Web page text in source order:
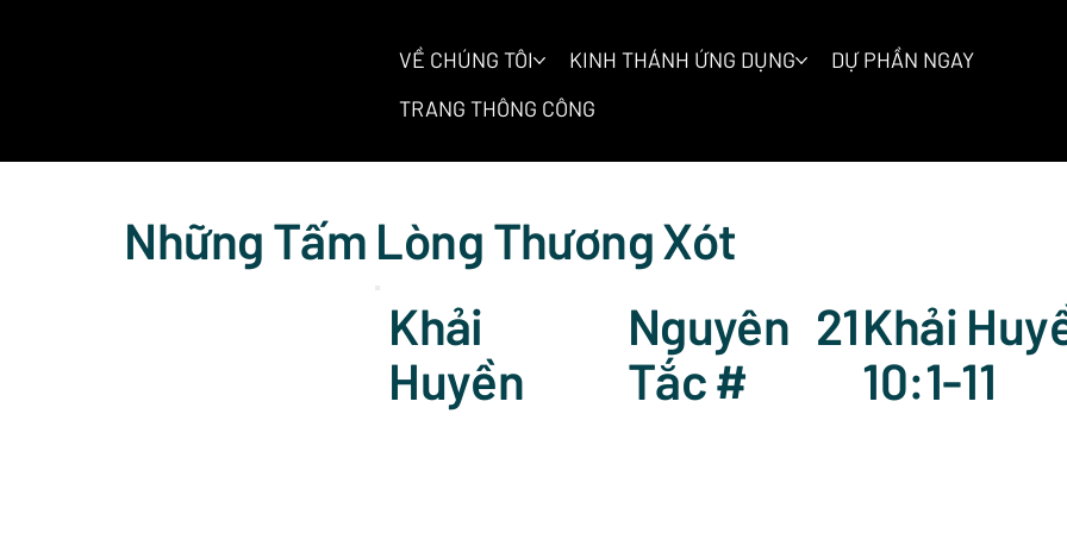
VỀ CHÚNG TÔI KINH THÁNH ỨNG DỤNG
DỰ PHẦN NGAY
TRANG THÔNG CÔNG
Những Tấm Lòng Thương Xót
Khải
Huyền
Nguyên
Tắc #
21Khải
10:1-11